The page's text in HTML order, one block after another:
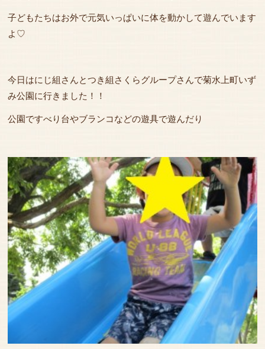
子どもたちはお外で元気いっぱいに体を動かして遊んでいます
よ♡
今日はにじ組さんとつき組さくらグループさんで菊水上町いず
み公園に行きました！！
公園ですべり台やブランコなどの遊具で遊んだり